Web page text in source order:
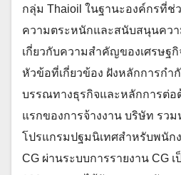
กลุ่ม Thaioil ในฐานะองค์กรที่ช่
ความตระหนักและสนับสนุนคว
เกี่ยวกับความสำคัญของเศรษฐ
หัวข้อที่เกี่ยวข้อง ฝังหลักการกำ
บรรณทางธุรกิจและหลักการต่อ
แรกของการจ้างงาน บริษัท รวม
โปรแกรมปฐมนิเทศสำหรับพนัก
CG ผ่านระบบการรายงาน CG